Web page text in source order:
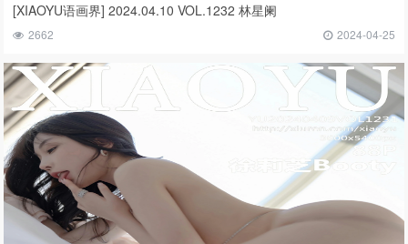
[XIAOYU语画界] 2024.04.10 VOL.1232 林星阑
2662 2024-04-25